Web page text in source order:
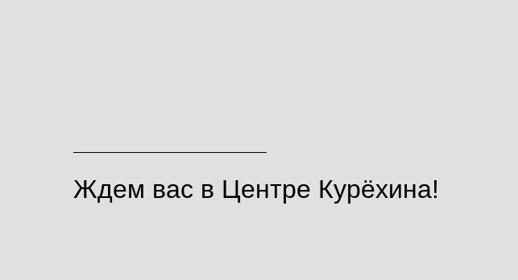
Ждем вас в Центре Курёхина!